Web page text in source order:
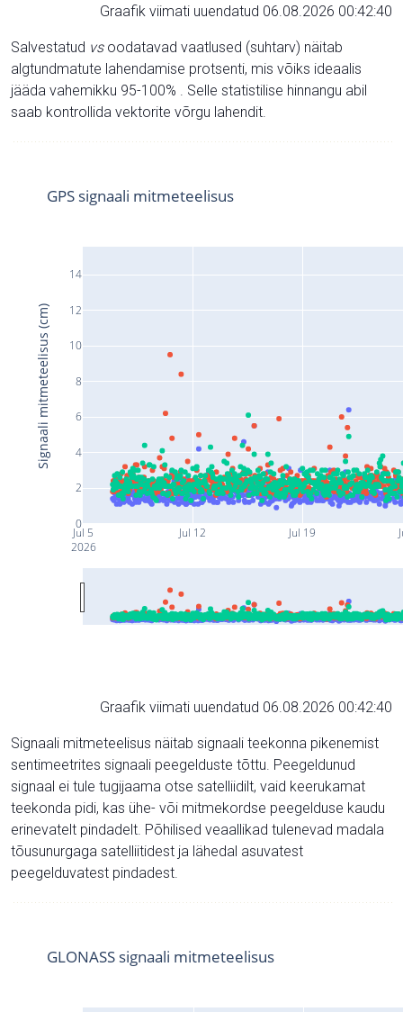
Graafik viimati uuendatud 06.08.2026 00:42:40
Salvestatud vsoodatavad vaatlused (suhtarv) näitab
algtundmatute lahendamise protsenti, mis võiks ideaalis
jääda vahemikku 95-100% . Selle statistilise hinnangu abil
saab kontrollida vektorite võrgu lahendit.
Jul 5
2026
Jul 12 Jul 19
0
2
4
6
8
10
12
14
GPS signaali mitmeteelisus
Signaali mitmeteelisus (cm)
Graafik viimati uuendatud 06.08.2026 00:42:40
Signaali mitmeteelisus näitab signaali teekonna pikenemist
sentimeetrites signaali peegelduste tõttu. Peegeldunud
signaal ei tule tugijaama otse satelliidilt, vaid keerukamat
teekonda pidi, kas ühe- või mitmekordse peegelduse kaudu
erinevatelt pindadelt. Põhilised veaallikad tulenevad madala
tõusunurgaga satelliitidest ja lähedal asuvatest
peegelduvatest pindadest.
GLONASS signaali mitmeteelisus